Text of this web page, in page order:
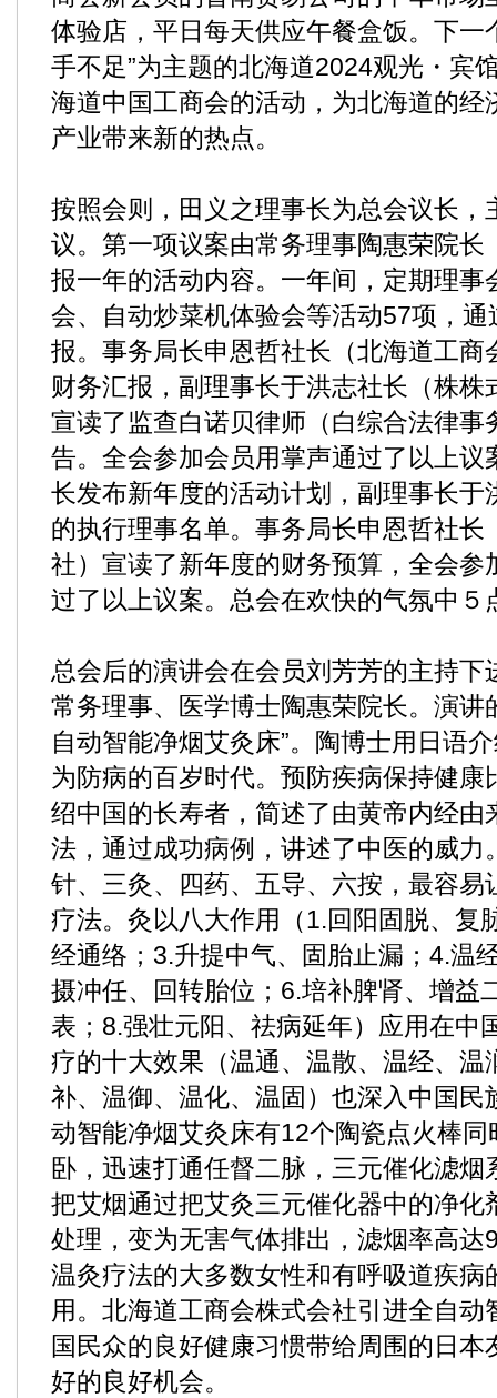
体验店，平日每天供应午餐盒饭。下一
手不足”为主题的北海道2024观光・宾
海道中国工商会的活动，为北海道的经
产业带来新的热点。
按照会则，田义之理事长为总会议长，
议。第一项议案由常务理事陶惠荣院长
报一年的活动内容。一年间，定期理事
会、自动炒菜机体验会等活动57项，
报。事务局长申恩哲社长（北海道工商
财务汇报，副理事长于洪志社长（株株
宣读了监查白诺贝律师（白综合法律事
告。全会参加会员用掌声通过了以上议
长发布新年度的活动计划，副理事长于
的执行理事名单。事务局长申恩哲社长
社）宣读了新年度的财务预算，全会参
过了以上议案。总会在欢快的气氛中５
总会后的演讲会在会员刘芳芳的主持下
常务理事、医学博士陶惠荣院长。演讲
自动智能净烟艾灸床”。陶博士用日语
为防病的百岁时代。预防疾病保持健康
绍中国的长寿者，简述了由黄帝内经由
法，通过成功病例，讲述了中医的威力
针、三灸、四药、五导、六按，最容易
疗法。灸以八大作用（1.回阳固脱、复
经通络；3.升提中气、固胎止漏；4.温
摄冲任、回转胎位；6.培补脾肾、增益
表；8.强壮元阳、祛病延年）应用在中
疗的十大效果（温通、温散、温经、温
补、温御、温化、温固）也深入中国民
动智能净烟艾灸床有12个陶瓷点火棒
卧，迅速打通任督二脉，三元催化滤烟
把艾烟通过把艾灸三元催化器中的净化
处理，变为无害气体排出，滤烟率高达
温灸疗法的大多数女性和有呼吸道疾病
用。北海道工商会株式会社引进全自动
国民众的良好健康习惯带给周围的日本
好的良好机会。